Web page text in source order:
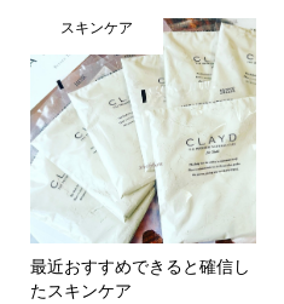
スキンケア
最近おすすめできると確信し
たスキンケア